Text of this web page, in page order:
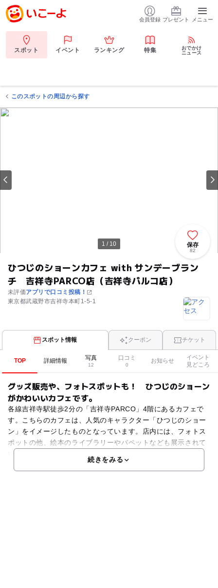
会員登録 プレゼント メニュー
スポット イベント ランキング 特集
おでかけ
ニュース
このスポットの周辺から探す
1 / 10
ひつじのショーンカフェ with サンデーブラン
チ 吉祥寺PARCO店（吉祥寺パルコ店）
未評価アプリで口コミ投稿！
東京都武蔵野市吉祥寺本町1-5-1
保存
82
スポット情報 クーポン チケット
TOP 詳細情報 写真
12
口コミ
0
お知らせ
イベント
見どころ
グッズ販売や、フォトスポットも！ ひつじのショーン
がかわいいカフェです。
各線吉祥寺駅徒歩2分の「吉祥寺PARCO」4階にあるカフェで
す。こちらのカフェは、人気のキャラクター「ひつじのショー
ン」をイメージしたものとなっています。店内には、フォトス
ポットの他、絵本のライブラリーやパペットなども展示されて
続きをみる